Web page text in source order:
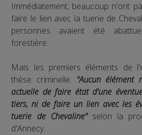
Immédiatement, beaucoup n'ont
faire le lien avec la tuerie de
personnes avaient été
forestière.
Mais les premiers éléments de
thèse criminelle. "Aucun élément
actuelle de faire état d'une
tiers, ni de faire un lien avec les
tuerie de Chevaline"selon la
d'Annecy.